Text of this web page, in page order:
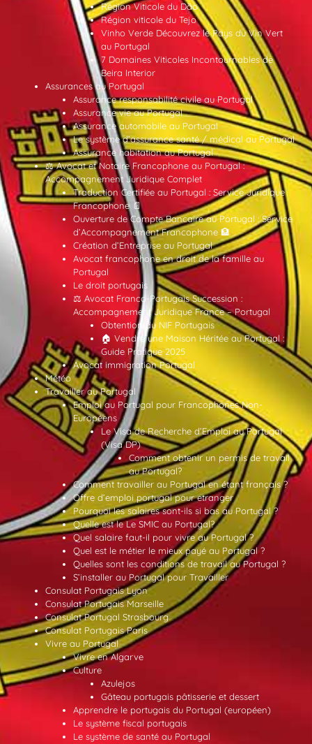
Région Viticole du Dão
Région viticole du Tejo
Vinho Verde Découvrez le Pays du Vin Vert
au Portugal
7 Domaines Viticoles Incontournables de
Beira Interior
Assurances au Portugal
Assurance responsabilité civile au Portugal
Assurance vie au Portugal
Assurance automobile au Portugal
Le système d’assurance santé / médical au Portugal
Assurance habitation au Portugal
⚖️ Avocat et Notaire Francophone au Portugal :
Accompagnement Juridique Complet
Traduction Certifiée au Portugal : Service Juridique
Francophone 📄
Ouverture de Compte Bancaire au Portugal : Service
d’Accompagnement Francophone 🏦
Création d’Entreprise au Portugal
Avocat francophone en droit de la famille au
Portugal
Le droit portugais
⚖️ Avocat Franco-Portugais Succession :
Accompagnement Juridique France – Portugal
Obtention du NIF Portugais
🏠 Vendre une Maison Héritée au Portugal :
Guide Pratique 2025
Avocat immigration Portugal
Météo
Travailler au Portugal
Emploi au Portugal pour Francophones Non-
Européens
Le Visa de Recherche d’Emploi au Portugal
(Visa DP)
Comment obtenir un permis de travail
au Portugal?
Comment travailler au Portugal en étant français ?
Offre d’emploi portugal pour etranger
Pourquoi les salaires sont-ils si bas au Portugal ?
Quelle est le Le SMIC au Portugal?
Quel salaire faut-il pour vivre au Portugal ?
Quel est le métier le mieux payé au Portugal ?
Quelles sont les conditions de travail au Portugal ?
S’installer au Portugal pour Travailler
Consulat Portugais Lyon
Consulat Portugais Marseille
Consulat Portugal Strasbourg
Consulat Portugais Paris
Vivre au Portugal
Vivre en Algarve
Culture
Azulejos
Gâteau portugais pâtisserie et dessert
Apprendre le portugais du Portugal (européen)
Le système fiscal portugais
Le système de santé au Portugal